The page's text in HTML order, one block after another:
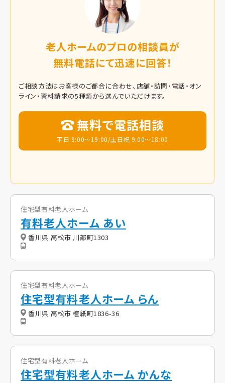
老人ホームのプロの相談員が
無料電話にて迅速に回答！
ご相談方法はお客様のご都合に合わせ、店舗・訪問・電話・オン
ライン・資料請求の5種類から選んでいただけます。
無料で電話相談
平日 9:00～19:00/土日祝 9:00～18:00
住宅型有料老人ホーム
有料老人ホーム あい
香川県 高松市 川部町1303
住宅型有料老人ホーム
住宅型有料老人ホーム らん
香川県 高松市 檀紙町1836-36
住宅型有料老人ホーム
住宅型有料老人ホーム かんな